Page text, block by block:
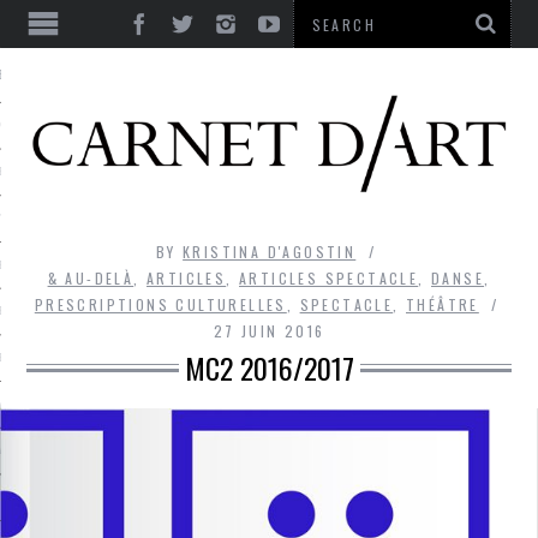
ULTIME
RIRE
DIALOGUE
LIBERTÉ
FOLIE
BYKRISTINA D'AGOSTIN
& AU-DELÀ
ARTICLES ARTICLES SPECTACLE ,DANSE
PRESCRIPTIONS CULTURELLES
SPECTACLE
THÉÂTRE
27 JUIN 2016
MC2 2016/2017